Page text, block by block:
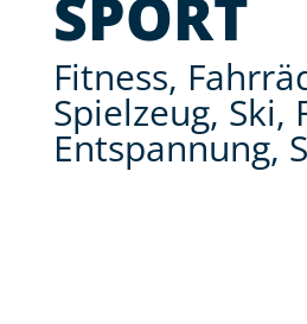
SPORT
Fitness,
Spielzeug, Ski,
Entspannung,